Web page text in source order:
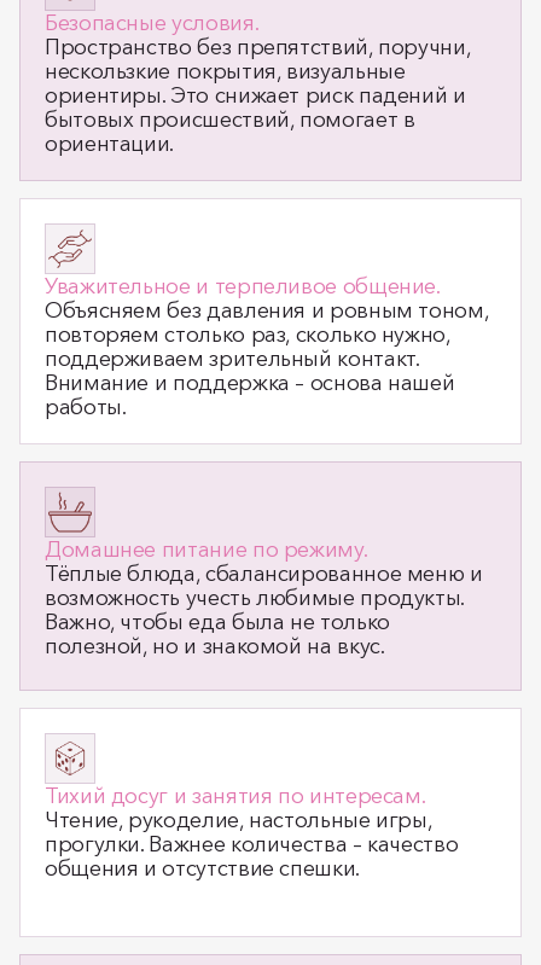
Безопасные условия.
Пространство без препятствий, поручни,
нескользкие покрытия, визуальные
ориентиры. Это снижает риск падений и
бытовых происшествий, помогает в
ориентации.
Уважительное и терпеливое общение.
Объясняем без давления и ровным тоном,
повторяем столько раз, сколько нужно,
поддерживаем зрительный контакт.
Внимание и поддержка – основа нашей
работы.
Домашнее питание по режиму.
Тёплые блюда, сбалансированное меню и
возможность учесть любимые продукты.
Важно, чтобы еда была не только
полезной, но и знакомой на вкус.
Тихий досуг и занятия по интересам.
Чтение, рукоделие, настольные игры,
прогулки. Важнее количества – качество
общения и отсутствие спешки.